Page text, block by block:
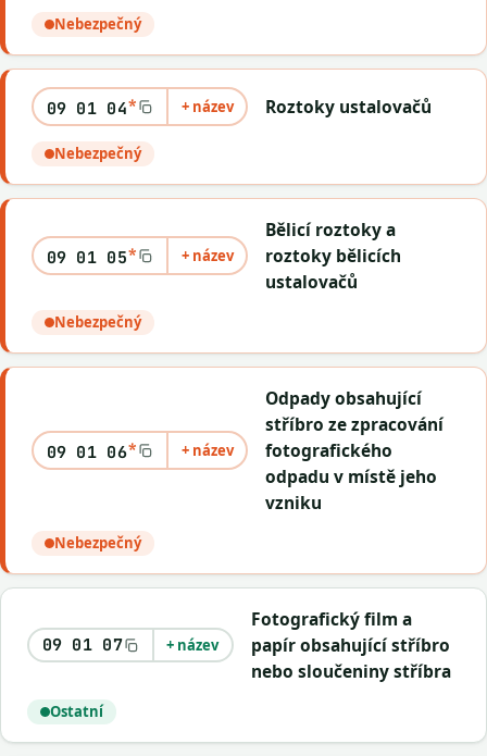
Nebezpečný
09 01 04* + název Roztoky ustalovačů
Nebezpečný
09 01 05* + název
Bělicí roztoky a
roztoky bělicích
ustalovačů
Nebezpečný
09 01 06* + název
Odpady obsahující
stříbro ze zpracování
fotografického
odpadu v místě jeho
vzniku
Nebezpečný
09 01 07 + název
Fotografický film a
papír obsahující stříbro
nebo sloučeniny stříbra
Ostatní